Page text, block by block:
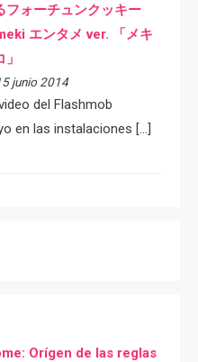
フォーチュンクッキー
エンタメ ver. 「メキ
junio 2014
del Flashmob
en las instalaciones […]
Orígen de las reglas